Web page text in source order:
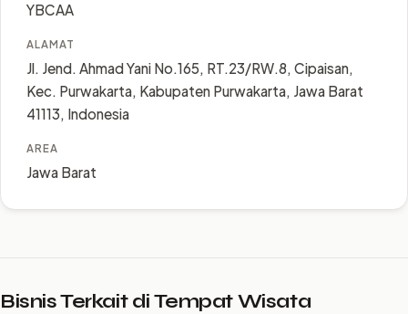
YBCAA
ALAMAT
Jl. Jend. Ahmad Yani No.165, RT.23/RW.8, Cipaisan,
Kec. Purwakarta, Kabupaten Purwakarta, Jawa Barat
41113, Indonesia
AREA
Jawa Barat
Bisnis Terkait di Tempat Wisata